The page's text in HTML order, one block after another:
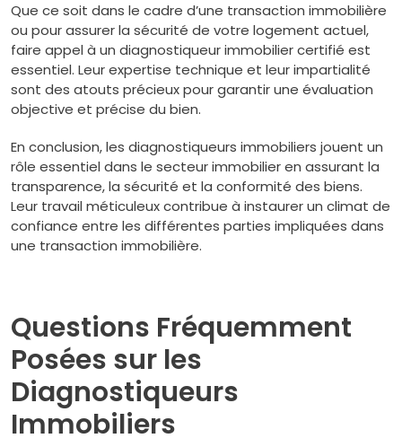
Que ce soit dans le cadre d’une transaction immobilière
ou pour assurer la sécurité de votre logement actuel,
faire appel à un diagnostiqueur immobilier certifié est
essentiel. Leur expertise technique et leur impartialité
sont des atouts précieux pour garantir une évaluation
objective et précise du bien.
En conclusion, les diagnostiqueurs immobiliers jouent un
rôle essentiel dans le secteur immobilier en assurant la
transparence, la sécurité et la conformité des biens.
Leur travail méticuleux contribue à instaurer un climat de
confiance entre les différentes parties impliquées dans
une transaction immobilière.
Questions Fréquemment
Posées sur les
Diagnostiqueurs
Immobiliers